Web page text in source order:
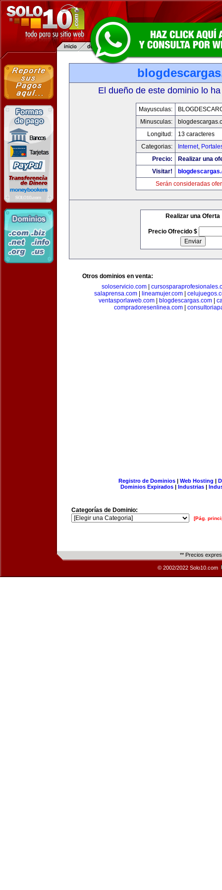
El dueño de este dominio lo
Mayusculas:
Minusculas:
Longitud:
13 caracteres
Categorias:
Internet,
Precio:
Realizar una
Visitar!
Serán consideradas
Realizar una Oferta
Precio Ofrecido $
Otros dominios en venta:
soloservicio.com|
salaprensa.com| lineamujer.com|
ventasporlaweb.com| blogdescargas.com|
compradoresenlinea.com|
Registro de Dominios| Web Hosting |
Dominios Expirados | Industrias |
Categorías de Dominio:
[Pág.
** Precios
© 2002/2022 Solo10.com